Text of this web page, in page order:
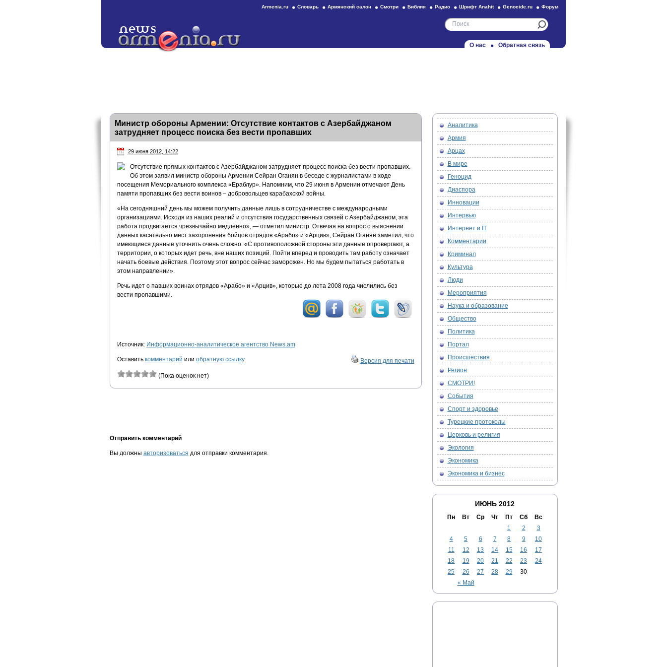
Armenia.ru Словарь Армянский салон Смотри Библия Радио Шрифт Anahit Genocide.ru Форум
О нас Обратная связь
Министр обороны Армении: Отсутствие контактов с Азербайджаном
затрудняет процесс поиска без вести пропавших
29 июня 2012, 14:22
Отсутствие прямых контактов с Азербайджаном затрудняет процесс поиска без вести пропавших.
Об этом заявил министр обороны Армении Сейран Оганян в беседе с журналистами в ходе
посещения Мемориального комплекса «Ераблур». Напомним, что 29 июня в Армении отмечают День
памяти пропавших без вести воинов – добровольцев карабахской войны.
«На сегодняшний день мы можем получить данные лишь в сотрудничестве с международными
организациями. Исходя из наших реалий и отсутствия государственных связей с Азербайджаном, эта
работа продвигается чрезвычайно медленно», — отметил министр. Отвечая на вопрос о выяснении
данных касательно мест захоронения бойцов отрядов «Арабо» и «Арцив», Сейран Оганян заметил, что
имеющиеся данные уточнить очень сложно: «С противоположной стороны эти данные опровергают, а
территории, о которых идет речь, вне наших позиций. Пойти вперед и проводить там работу означает
начать боевые действия. Поэтому этот вопрос сейчас заморожен. Но мы будем пытаться работать в
этом направлении».
Речь идет о павших воинах отрядов «Арабо» и «Арцив», которые до лета 2008 года числились без
вести пропавшими.
Источник: Информационно-аналитическое агентство News.am
Оставить комментарий или обратную ссылку. Версия для печати
(Пока оценок нет)
Отправить комментарий
Вы должны авторизоваться для отправки комментария.
Аналитика
Армия
Арцах
В мире
Геноцид
Диаспора
Инновации
Интервью
Интернет и IT
Комментарии
Криминал
Культура
Люди
Мероприятия
Наука и образование
Общество
Политика
Портал
Происшествия
Регион
СМОТРИ!
События
Спорт и здоровье
Турецкие протоколы
Церковь и религия
Экология
Экономика
Экономика и бизнес
ИЮНЬ 2012
Пн Вт Ср Чт Пт Сб Вс
« Май
1 2
3
4
5 6 7 8 9
10
11
12 13 14 15 16
17
18
19 20 21 22 23
24
25
26 27 28 29 30